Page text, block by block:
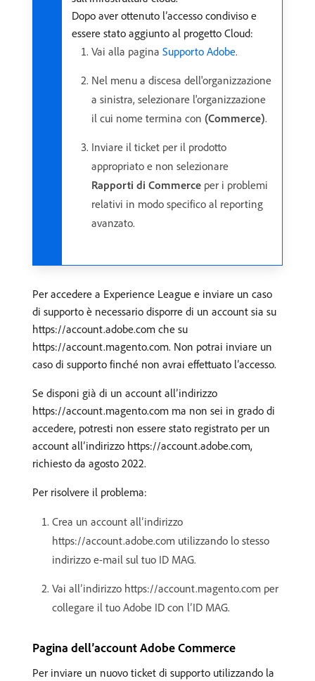
Dopo aver ottenuto l’accesso condiviso e
essere stato aggiunto al progetto Cloud:
Vai alla pagina Supporto Adobe.
Nel menu a discesa dell'organizzazione
a sinistra, selezionare l'organizzazione
il cui nome termina con (Commerce).
Inviare il ticket per il prodotto
appropriato e non selezionare
Rapporti di Commerce per i problemi
relativi in modo specifico al reporting
avanzato.
Per accedere a Experience League e inviare un caso
di supporto è necessario disporre di un account sia su
https://account.adobe.com che su
https://account.magento.com. Non potrai inviare un
caso di supporto finché non avrai effettuato l’accesso.
Se disponi già di un account all’indirizzo
https://account.magento.com ma non sei in grado di
accedere, potresti non essere stato registrato per un
account all’indirizzo https://account.adobe.com,
richiesto da agosto 2022.
Per risolvere il problema:
Crea un account all’indirizzo
https://account.adobe.com utilizzando lo stesso
indirizzo e-mail sul tuo ID MAG.
Vai all’indirizzo https://account.magento.com per
collegare il tuo Adobe ID con l’ID MAG.
Pagina dell’account Adobe Commerce
Per inviare un nuovo ticket di supporto utilizzando la